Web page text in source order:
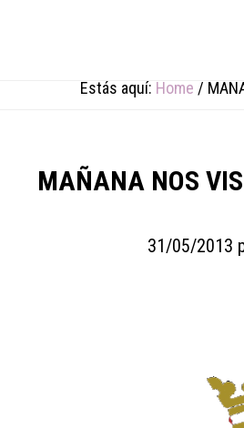
Estás aquí: Home /
MAÑANA NOS
31/05/2013